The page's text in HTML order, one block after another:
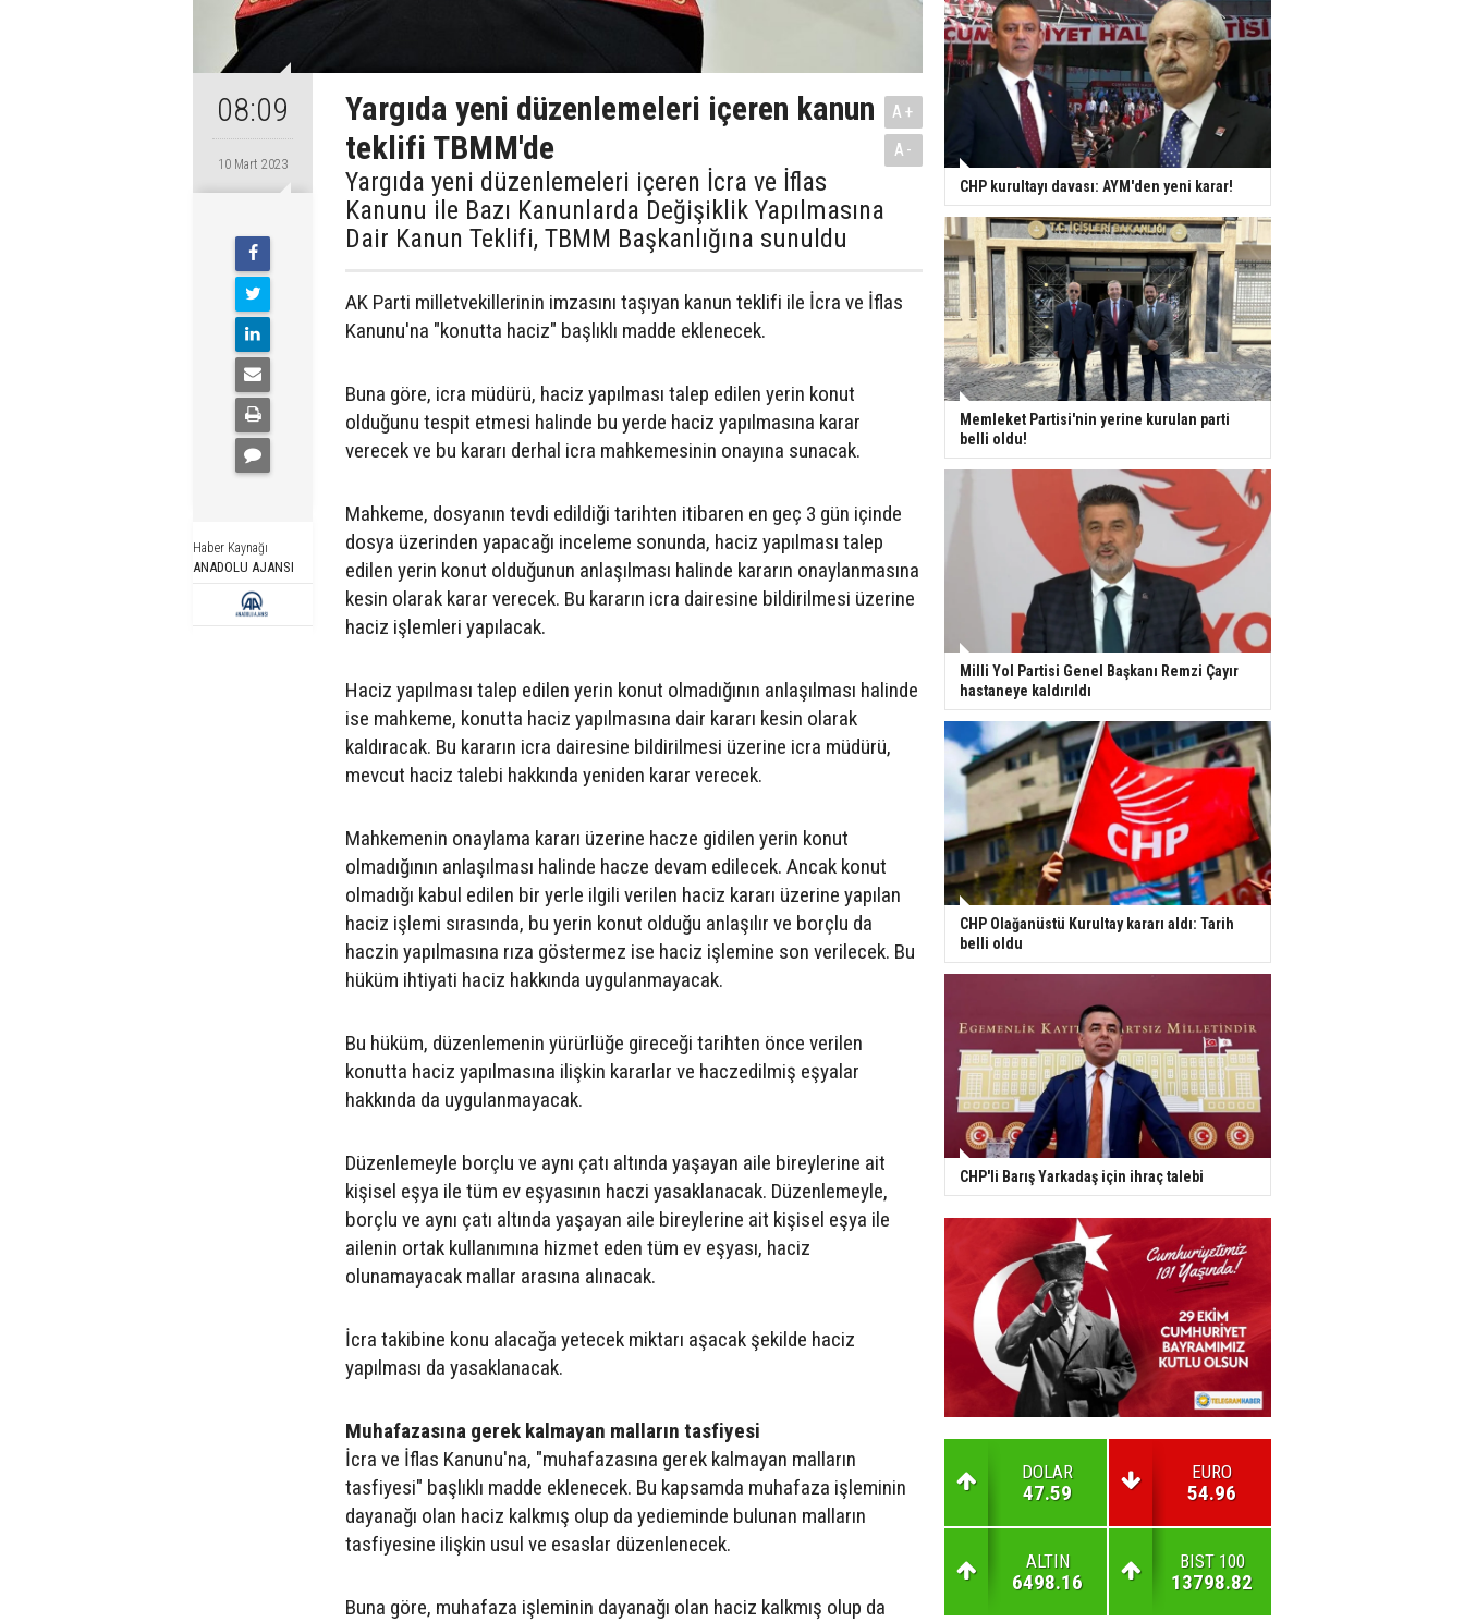
08:09
10 Mart 2023
Haber Kaynağı
ANADOLU AJANSI
Yargıda yeni düzenlemeleri içeren kanun
teklifi TBMM'de
Yargıda yeni düzenlemeleri içeren İcra ve İflas
Kanunu ile Bazı Kanunlarda Değişiklik Yapılmasına
Dair Kanun Teklifi, TBMM Başkanlığına sunuldu
A+
A-
AK Parti milletvekillerinin imzasını taşıyan kanun teklifi ile İcra ve İflas
Kanunu'na "konutta haciz" başlıklı madde eklenecek.
Buna göre, icra müdürü, haciz yapılması talep edilen yerin konut
olduğunu tespit etmesi halinde bu yerde haciz yapılmasına karar
verecek ve bu kararı derhal icra mahkemesinin onayına sunacak.
Mahkeme, dosyanın tevdi edildiği tarihten itibaren en geç 3 gün içinde
dosya üzerinden yapacağı inceleme sonunda, haciz yapılması talep
edilen yerin konut olduğunun anlaşılması halinde kararın onaylanmasına
kesin olarak karar verecek. Bu kararın icra dairesine bildirilmesi üzerine
haciz işlemleri yapılacak.
Haciz yapılması talep edilen yerin konut olmadığının anlaşılması halinde
ise mahkeme, konutta haciz yapılmasına dair kararı kesin olarak
kaldıracak. Bu kararın icra dairesine bildirilmesi üzerine icra müdürü,
mevcut haciz talebi hakkında yeniden karar verecek.
Mahkemenin onaylama kararı üzerine hacze gidilen yerin konut
olmadığının anlaşılması halinde hacze devam edilecek. Ancak konut
olmadığı kabul edilen bir yerle ilgili verilen haciz kararı üzerine yapılan
haciz işlemi sırasında, bu yerin konut olduğu anlaşılır ve borçlu da
haczin yapılmasına rıza göstermez ise haciz işlemine son verilecek. Bu
hüküm ihtiyati haciz hakkında uygulanmayacak.
Bu hüküm, düzenlemenin yürürlüğe gireceği tarihten önce verilen
konutta haciz yapılmasına ilişkin kararlar ve haczedilmiş eşyalar
hakkında da uygulanmayacak.
Düzenlemeyle borçlu ve aynı çatı altında yaşayan aile bireylerine ait
kişisel eşya ile tüm ev eşyasının haczi yasaklanacak. Düzenlemeyle,
borçlu ve aynı çatı altında yaşayan aile bireylerine ait kişisel eşya ile
ailenin ortak kullanımına hizmet eden tüm ev eşyası, haciz
olunamayacak mallar arasına alınacak.
İcra takibine konu alacağa yetecek miktarı aşacak şekilde haciz
yapılması da yasaklanacak.
Muhafazasına gerek kalmayan malların tasfiyesi
İcra ve İflas Kanunu'na, "muhafazasına gerek kalmayan malların
tasfiyesi" başlıklı madde eklenecek. Bu kapsamda muhafaza işleminin
dayanağı olan haciz kalkmış olup da yedieminde bulunan malların
tasfiyesine ilişkin usul ve esaslar düzenlenecek.
Buna göre, muhafaza işleminin dayanağı olan haciz kalkmış olup da
CHP kurultayı davası: AYM'den yeni karar!
Memleket Partisi'nin yerine kurulan parti
belli oldu!
Milli Yol Partisi Genel Başkanı Remzi Çayır
hastaneye kaldırıldı
CHP Olağanüstü Kurultay kararı aldı: Tarih
belli oldu
CHP'li Barış Yarkadaş için ihraç talebi
DOLAR
47.59
EURO
54.96
ALTIN
6498.16
BIST 100
13798.82